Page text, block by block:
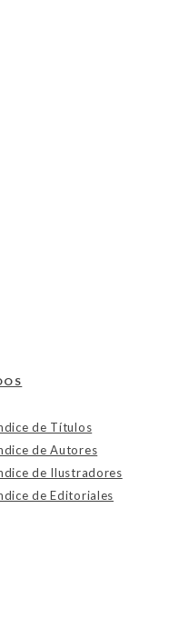
de Títulos
de Autores
de Ilustradores
de Editoriales